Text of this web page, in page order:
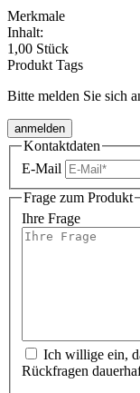
Merkmale
Inhalt:
1,00 Stück
Produkt Tags
Bitte melden Sie sich
anmelden
Kontaktdaten
E-Mail
Frage zum Produkt
Ihre Frage
Rückfragen